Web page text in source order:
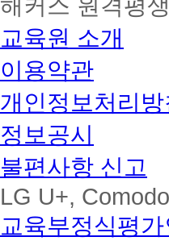
해커스 원격평
교육원 소개
이용약관
개인정보처리방
정보공시
불편사항 신고
LG U+,
교육부정식평